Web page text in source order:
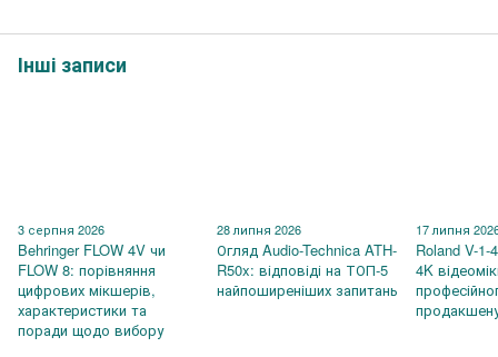
Інші записи
3 серпня 2026
Behringer FLOW 4V чи
FLOW 8: порівняння
цифрових мікшерів,
характеристики та
поради щодо вибору
28 липня 2026
Огляд Audio-Technica ATH-
R50x: відповіді на ТОП-5
найпоширеніших запитань
17 липня
Roland V-
4K